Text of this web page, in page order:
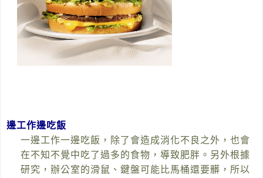
邊工作邊吃飯
一邊工作一邊吃飯，除了會造成消化不良之外，也會
在不知不覺中吃了過多的食物，導致肥胖。另外根據
研究，辦公室的滑鼠、鍵盤可能比馬桶還要髒，所以